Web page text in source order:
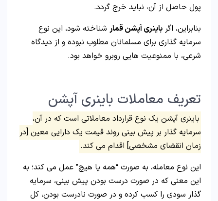
پول حاصل از آن، نباید خرج گردد.
بنابراین، اگر باینری آپشن قمار شناخته شود، این نوع
سرمایه گذاری برای مسلمانان مطلوب نبوده و از دیدگاه
شرعی، با ممنوعیت هایی روبرو خواهد بود.
تعریف معاملات باینری آپشن
باینری آپشن یک نوع قرارداد معاملاتی است که در آن،
سرمایه گذار بر پیش بینی روند قیمت یک دارایی معین [در
زمان انقضای مشخصی] اقدام می کند.
این نوع معامله، به صورت “همه یا هیچ” عمل می کند؛ به
این معنی که در صورت درست بودن پیش بینی، سرمایه
گذار سودی را کسب کرده و در صورت نادرست بودن، کل